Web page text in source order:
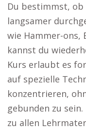
Du bestimmst,
langsamer
wie Hammer-ons,
kannst du
Kurs erlaubt es
auf spezielle
konzentrieren,
gebunden zu
zu allen